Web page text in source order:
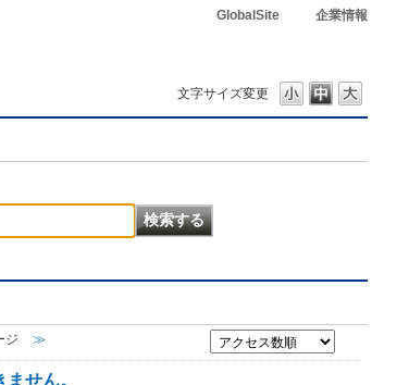
GlobalSite 企業情報
文字サイズ変更
ジ ≫
せん。